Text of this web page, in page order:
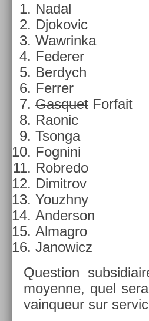
Nadal
Djokovic
Waw­rinka
Feder­er
Be­rdych
Ferr­er
Gas­quet For­fait
Raonic
Tson­ga
Fog­nini
Rob­redo
Di­mit­rov
Youzhny
An­der­son
Al­mag­ro
Janowicz
Ques­tion
moyen­ne, quel
vain­queur sur